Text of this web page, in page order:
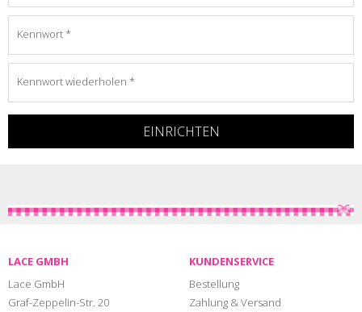
Kennwort
Kennwort wiederholen
LACE GMBH
Lace GmbH
Graf-Zeppelin-Str. 20
KUNDENSERVICE
Bestellung
Zahlung & Versand